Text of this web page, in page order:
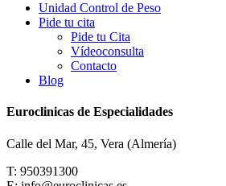
Unidad Control de Peso
Pide tu cita
Pide tu Cita
Vídeoconsulta
Contacto
Blog
Euroclinicas de Especialidades
Calle del Mar, 45, Vera (Almería)
T: 950391300